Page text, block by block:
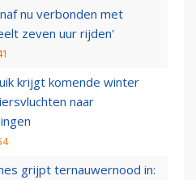
nu verbonden met
zeven uur rijden'
krijgt komende winter
naar
grijpt ternauwernood in: